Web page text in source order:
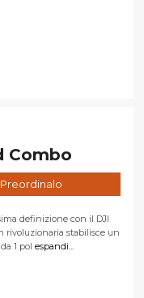
Combo
definizione con il DJI
rivoluzionaria stabilisce un
1 pol espandi...